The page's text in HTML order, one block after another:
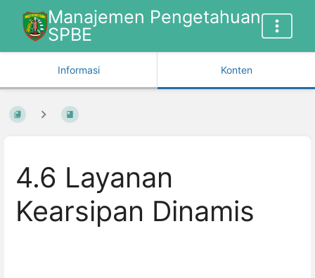
Manajemen Pengetahuan
SPBE
Informasi Konten
4.6 Layanan
Kearsipan Dinamis